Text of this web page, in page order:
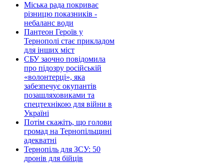
Міська рада покриває
різницю показників -
небаланс води
Пантеон Героїв у
Тернополі стає прикладом
для інших міст
СБУ заочно повідомила
про підозру російській
«волонтерці», яка
забезпечує окупантів
позашляховиками та
спецтехнікою для війни в
Україні
Потім скажіть, що голови
громад на Тернопільщині
адекватні
Тернопіль для ЗСУ: 50
дронів для бійців